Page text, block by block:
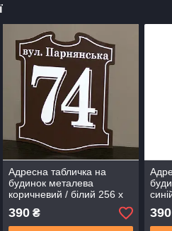
Адресна табличка на
будинок металева
коричневий / білий 256 х
210 мм
390₴ 390